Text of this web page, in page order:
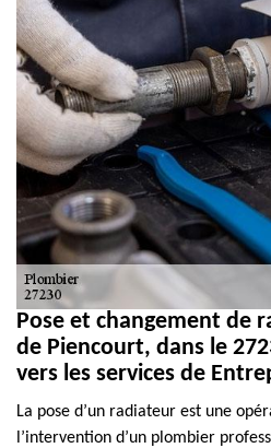
Pose et changement de
de Piencourt, dans le
vers les services de
La pose d’un radiateur est une
l’intervention d’un plombier